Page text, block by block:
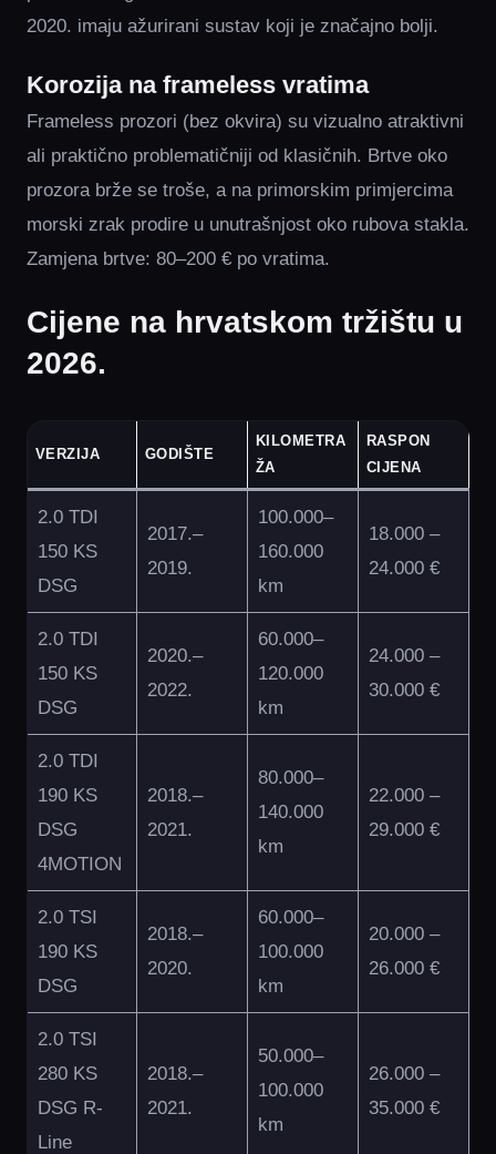
2020. imaju ažurirani sustav koji je značajno bolji.
Korozija na frameless vratima
Frameless prozori (bez okvira) su vizualno atraktivni
ali praktično problematičniji od klasičnih. Brtve oko
prozora brže se troše, a na primorskim primjercima
morski zrak prodire u unutrašnjost oko rubova stakla.
Zamjena brtve: 80–200 € po vratima.
Cijene na hrvatskom tržištu u
2026.
VERZIJA GODIŠTE
KILOMETRA
ŽA
RASPON
CIJENA
2.0 TDI
150 KS
DSG
2017.–
2019.
100.000–
160.000
km
18.000 –
24.000 €
2.0 TDI
150 KS
DSG
2020.–
2022.
60.000–
120.000
km
24.000 –
30.000 €
2.0 TDI
190 KS
DSG
4MOTION
2018.–
2021.
80.000–
140.000
km
22.000 –
29.000 €
2.0 TSI
190 KS
DSG
2018.–
2020.
60.000–
100.000
km
20.000 –
26.000 €
2.0 TSI
280 KS
DSG R-
Line
2018.–
2021.
50.000–
100.000
km
26.000 –
35.000 €